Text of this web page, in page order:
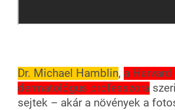
Dr. Michael Hamblin, a Harvard
dermatológus professzora
sejtek – akár a növények a